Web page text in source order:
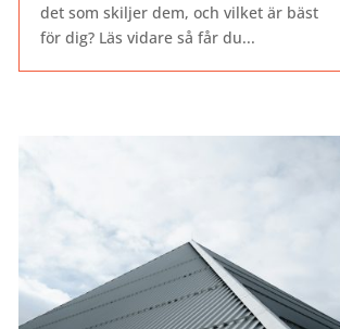
det som skiljer dem, och vilket är bäst
för dig? Läs vidare så får du...